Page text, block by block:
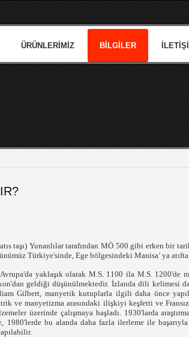
ÜRÜNLERIMIZ BILGILER
taşı) Yunanlılar tarafından MÖ 500 gibi erken bir
Türkiye'sinde, Ege bölgesindeki Manisa’ ya
Avrupa'da yaklaşık olarak M.S. 1100 ila M.S.
geldiği düşünülmektedir. İzlanda dili kelimesi
Gilbert, manyetik kutuplarla ilgili daha önce
ve manyetizma arasındaki ilişkiyi keşfetti ve
üzerinde çalışmaya başladı. 1930'larda
1980'lerde bu alanda daha fazla ilerleme ile